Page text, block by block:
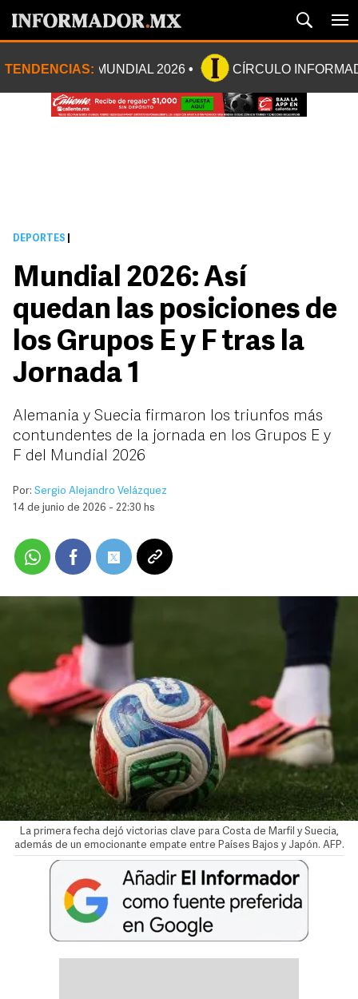
TENDENCIAS: MUNDIAL 2026 CÍRCULO
DEPORTES
Mundial 2026: Así
quedan las posiciones de
los Grupos E y F tras la
Jornada 1
Alemania y Suecia firmaron los triunfos más
contundentes de la jornada en los Grupos E y
F del Mundial 2026
Por: Sergio Alejandro Velázquez
14 de junio de 2026 - 22:30 hs
La primera fecha dejó victorias clave para Costa de Marfil y Suecia,
además de un emocionante empate entre Países Bajos y Japón. AFP.